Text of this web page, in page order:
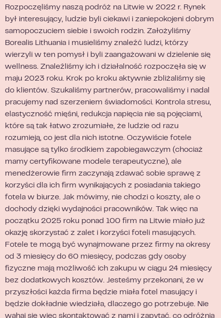
Rozpoczęliśmy naszą podróż na Litwie w 2022 r. Rynek
był interesujący, ludzie byli ciekawi i zaniepokojeni dobrym
samopoczuciem siebie i swoich rodzin. Założyliśmy
Borealis Lithuania i musieliśmy znaleźć ludzi, którzy
wierzyli w ten pomysł i byli zaangażowani w dzielenie się
wellness. Znaleźliśmy ich i działalność rozpoczęła się w
maju 2023 roku. Krok po kroku aktywnie zbliżaliśmy się
do klientów. Szukaliśmy partnerów, pracowaliśmy i nadal
pracujemy nad szerzeniem świadomości. Kontrola stresu,
elastyczność mięśni, redukcja napięcia nie są pojęciami,
które są tak łatwo zrozumiałe, że ludzie od razu
rozumieją, co jest dla nich istotne. Oczywiście fotele
masujące są tylko środkiem zapobiegawczym (chociaż
mamy certyfikowane modele terapeutyczne), ale
menedżerowie firm zaczynają zdawać sobie sprawę z
korzyści dla ich firm wynikających z posiadania takiego
fotela w biurze. Jak mówimy, nie chodzi o koszty, ale o
dochody dzięki wydajności pracowników. Tak więc na
początku 2025 roku ponad 100 firm na Litwie miało już
okazję skorzystać z zalet i korzyści foteli masujących.
Fotele te mogą być wynajmowane przez firmy na okresy
od 3 miesięcy do 60 miesięcy, podczas gdy osoby
fizyczne mają możliwość ich zakupu w ciągu 24 miesięcy
bez dodatkowych kosztów. Jesteśmy przekonani, że w
przyszłości każda firma będzie miała fotel masujący i
będzie dokładnie wiedziała, dlaczego go potrzebuje. Nie
wahaj się więc skontaktować z nami i zapytać, co odróżnia